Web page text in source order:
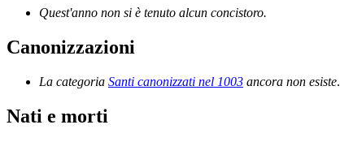
Quest'anno non si è tenuto alcun concistoro.
Canonizzazioni
La categoria Santi canonizzati nel 1003 ancora non esiste.
Nati e morti